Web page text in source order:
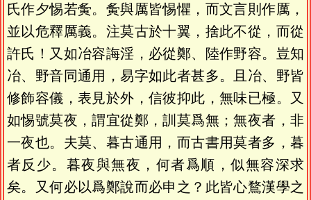
氏作夕惕若夤。夤與厲皆惕懼，而文言則作厲，
並以危釋厲義。注莫古於十翼，捨此不從，而從
許氏！又如冶容誨淫，必從鄭、陸作野容。豈知
冶、野音同通用，易字如此者甚多。且冶、野皆
修飾容儀，表見於外，信彼抑此，無味已極。又
如惕號莫夜，謂宜從鄭，訓莫爲無；無夜者，非
一夜也。夫莫、暮古通用，而古書用莫者多，暮
者反少。暮夜與無夜，何者爲順，似無容深求
矣。又何必以爲鄭說而必申之？此皆心鶩漢學之